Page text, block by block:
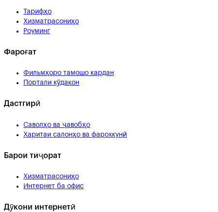
Тарифҳо
Хизматрасониҳо
Роуминг
Фароғат
Фильмҳоро тамошо кардан
Портали кӯдакон
Дастгирӣ
Саволҳо ва ҷавобҳо
Харитаи салонҳо ва фарохкунӣ
Барои тиҷорат
Хизматрасониҳо
Интернет ба офис
Дӯкони интернетӣ